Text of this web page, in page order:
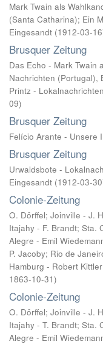
Mark Twain als
(Santa Catharina); Ein
Eingesandt (1912-03-16
Brusquer Zeitung
Das Echo - Mark Twain
Nachrichten (Portugal),
Printz - Lokalnachrichten
09)
Brusquer Zeitung
Felício Arante - Unsere
Brusquer Zeitung
Urwaldsbote -
Eingesandt (1912-03-30
Colonie-Zeitung
O. Dörffel; Joinville - J.
Itajahy - F. Brandt; Sta.
Alegre - Emil
P. Jacoby; Rio de
Hamburg - Robert Kittler
1863-10-31)
Colonie-Zeitung
O. Dörffel; Joinville - J.
Itajahy - T. Brandt; Sta.
Alegre - Emil